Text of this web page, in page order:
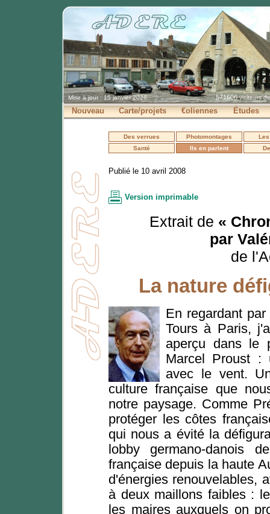
Mise à jour : 15 janvier 2026 571606visiteurs
Nouveau Carte/projets €oliennes Études
Des verrues Photomontages
Santé
Ils en parlent
Publié le 10 avril 2008
Version imprimable
Extrait de «
par
de
La nature
En regardant
Tours à Paris,
aperçu dans le
Marcel Proust :
avec le vent.
culture française que
notre paysage. Comme
protéger les côtes
qui nous a évité la
lobby germano-danois
française depuis la haute
d'énergies renouvelables,
à deux maillons faibles :
les maires auxquels on